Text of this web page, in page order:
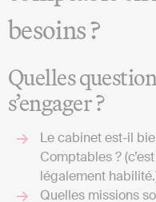
besoins ?
Quelles
s’engager ?
Le cabinet est-il
Comptables ?
légalement
Quelles missions